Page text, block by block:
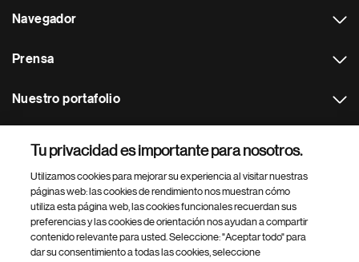
Navegador
Prensa
Nuestro portafolio
Footer Site Search
Tu privacidad es importante para nosotros.
Utilizamos cookies para mejorar su experiencia al visitar nuestras
páginas web: las cookies de rendimiento nos muestran cómo
utiliza esta página web, las cookies funcionales recuerdan sus
preferencias y las cookies de orientación nos ayudan a compartir
contenido relevante para usted. Seleccione: "Aceptar todo" para
dar su consentimiento a todas las cookies, seleccione